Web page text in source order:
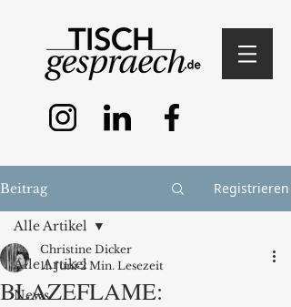
Beitrag Registrieren
Alle Artikel
News
Alle Artikel
BLAZEFLAME:
Christine Dicker
11. Juni 2 Min. Lesezeit